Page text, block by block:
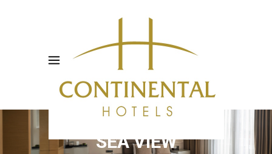
QUEEN ROOM WITH
SEA VIEW